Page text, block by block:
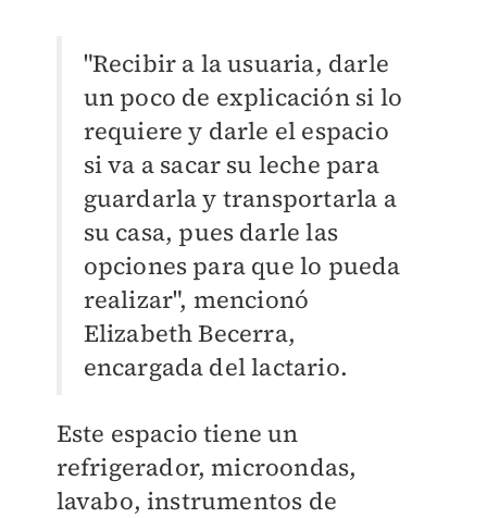
"Recibir a la usuaria, darle
un poco de explicación si lo
requiere y darle el espacio
si va a sacar su leche para
guardarla y transportarla a
su casa, pues darle las
opciones para que lo pueda
realizar", mencionó
Elizabeth Becerra,
encargada del lactario.
Este espacio tiene un
refrigerador, microondas,
lavabo, instrumentos de